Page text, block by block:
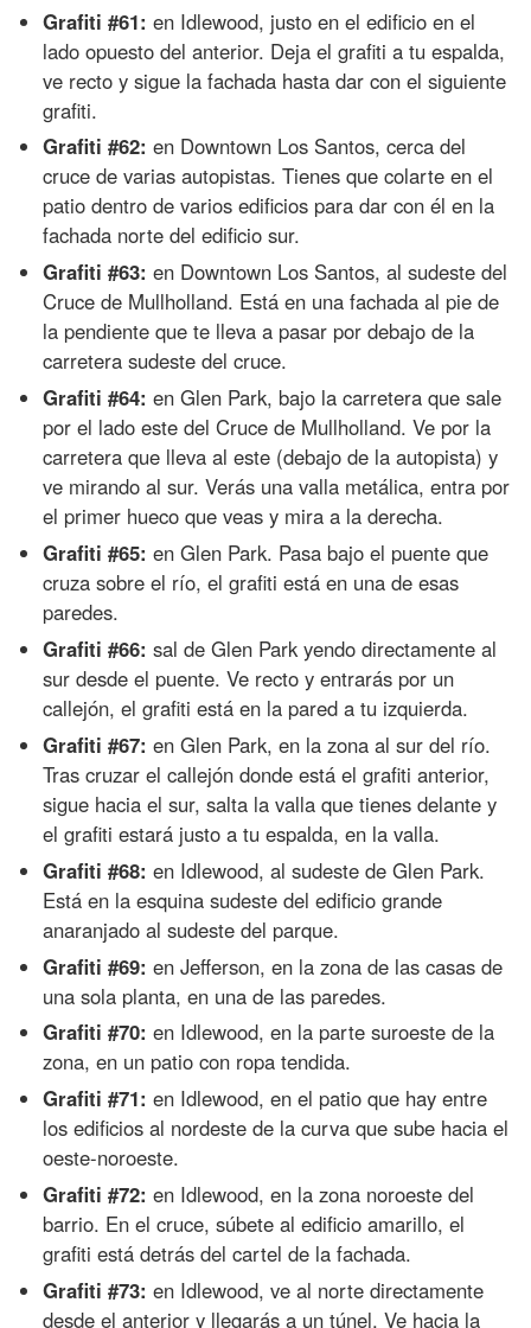
Grafiti #61: en Idlewood, justo en el edificio en el
lado opuesto del anterior. Deja el grafiti a tu espalda,
ve recto y sigue la fachada hasta dar con el siguiente
grafiti.
Grafiti #62: en Downtown Los Santos, cerca del
cruce de varias autopistas. Tienes que colarte en el
patio dentro de varios edificios para dar con él en la
fachada norte del edificio sur.
Grafiti #63: en Downtown Los Santos, al sudeste del
Cruce de Mullholland. Está en una fachada al pie de
la pendiente que te lleva a pasar por debajo de la
carretera sudeste del cruce.
Grafiti #64: en Glen Park, bajo la carretera que sale
por el lado este del Cruce de Mullholland. Ve por la
carretera que lleva al este (debajo de la autopista) y
ve mirando al sur. Verás una valla metálica, entra por
el primer hueco que veas y mira a la derecha.
Grafiti #65: en Glen Park. Pasa bajo el puente que
cruza sobre el río, el grafiti está en una de esas
paredes.
Grafiti #66: sal de Glen Park yendo directamente al
sur desde el puente. Ve recto y entrarás por un
callejón, el grafiti está en la pared a tu izquierda.
Grafiti #67: en Glen Park, en la zona al sur del río.
Tras cruzar el callejón donde está el grafiti anterior,
sigue hacia el sur, salta la valla que tienes delante y
el grafiti estará justo a tu espalda, en la valla.
Grafiti #68: en Idlewood, al sudeste de Glen Park.
Está en la esquina sudeste del edificio grande
anaranjado al sudeste del parque.
Grafiti #69: en Jefferson, en la zona de las casas de
una sola planta, en una de las paredes.
Grafiti #70: en Idlewood, en la parte suroeste de la
zona, en un patio con ropa tendida.
Grafiti #71: en Idlewood, en el patio que hay entre
los edificios al nordeste de la curva que sube hacia el
oeste-noroeste.
Grafiti #72: en Idlewood, en la zona noroeste del
barrio. En el cruce, súbete al edificio amarillo, el
grafiti está detrás del cartel de la fachada.
Grafiti #73: en Idlewood, ve al norte directamente
desde el anterior y llegarás a un túnel. Ve hacia la